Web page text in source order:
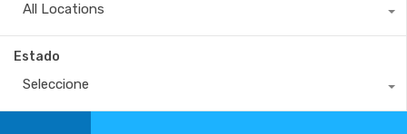
All Locations
Estado
Seleccione